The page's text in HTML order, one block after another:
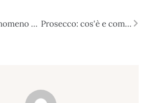
Ramen: un fenomeno di zuppa Prosecco: cos'è e come scegliere il migliore?